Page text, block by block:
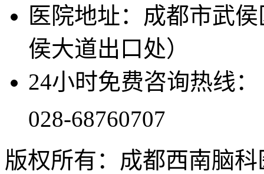
医院地址：成都市武
侯大道出口处）
24小时免费咨询热线：
028-68760707
版权所有：成都西南脑